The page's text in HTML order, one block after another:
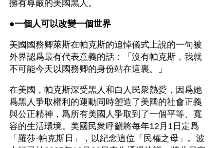
擁有尊嚴的美國黑人。
●一個人可以改變一個世界
美國國務卿萊斯在帕克斯的追悼儀式上說的一句被
外界認爲最有代表意義的話：「沒有帕克斯，我就
不可能今天以國務卿的身份站在這裏。」
在美國，帕克斯深受黑人和白人民衆熱愛，因爲她
爲黑人爭取權利的運動同時塑造了美國的社會正義
與公正精神，爲所有美國人爭取到了一個平等、寬
容的生活環境。美國民衆呼籲將每年12月1日定爲
「羅莎·帕克斯日」，以紀念這位「民權之母」。波